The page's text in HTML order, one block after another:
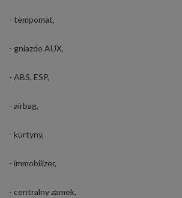
- tempomat,
- gniazdo AUX,
- ABS, ESP,
- airbag,
- kurtyny,
- immobilizer,
- centralny zamek,